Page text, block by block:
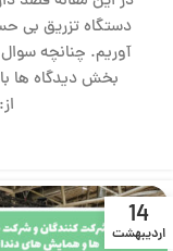
دستگاه تزریق بی‌
آوریم. چنانچه
بخش دیدگاه ها
14
اردیبهشت